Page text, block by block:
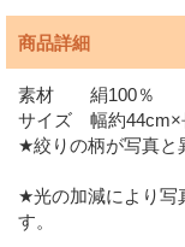
商品詳細
素材 絹100％
サイズ 幅約44cm×
★絞りの柄が写真と
★光の加減により写
す。